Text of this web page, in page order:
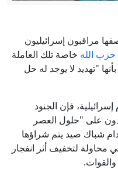
مراقبون إسرائيليون
حزب الله خاصة تلك العاملة
"تهديد لا يوجد له حل
فإن الجنود
على "حلول العصر
شباك صيد يتم شراؤها
محاولة لتخفيف أثر انفجار